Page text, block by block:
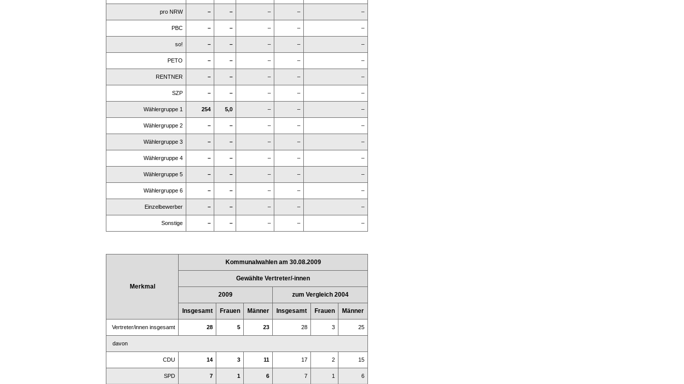
pro NRW – – – – –
PBC – – – – –
so! – – – – –
PETO – – – – –
RENTNER – – – – –
SZP – – – – –
Wählergruppe 1 254 5,0 – – –
Wählergruppe 2 – – – – –
Wählergruppe 3 – – – – –
Wählergruppe 4 – – – – –
Wählergruppe 5 – – – – –
Wählergruppe 6 – – – – –
Einzelbewerber – – – – –
Sonstige – – – – –
Merkmal
Kommunalwahlen am 30.08.2009
Gewählte Vertreter/-innen
2009 zum Vergleich 2004
Insgesamt Frauen Männer Insgesamt Frauen Männer
Vertreter/innen insgesamt 28 5 23 28 3 25
davon
CDU 14 3 11 17 2 15
SPD 7 1 6 7 1 6